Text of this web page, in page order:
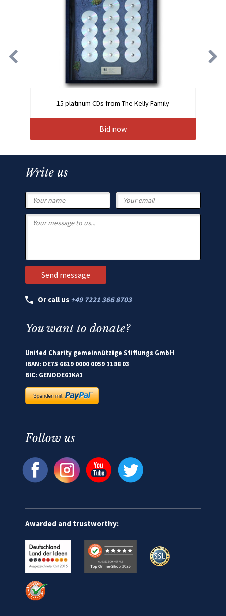
15 platinum CDs from The Kelly Family
Bid now
Write us
Or call us +49 7221 366 8703
You want to donate?
United Charity gemeinnützige Stiftungs GmbH
IBAN: DE75 6619 0000 0059 1188 03
BIC: GENODE61KA1
Follow us
Awarded and trustworthy: